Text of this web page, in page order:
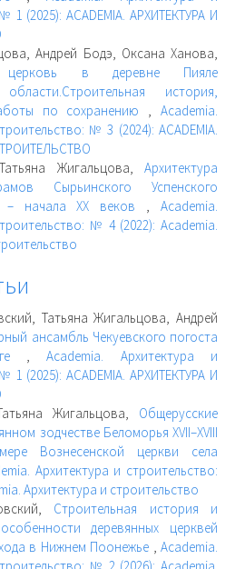
1 (2025): ACADEMIA. АРХИТЕКТУРА И
Андрей Бодэ, Оксана Ханова,
церковь в деревне Пияле
области.Строительная история,
по сохранению ,Academia.
№ 3 (2024): ACADEMIA.
Жигальцова, Архитектура
Сырьинского Успенского
– начала XX веков ,Academia.
№ 4 (2022): Academia.
Татьяна Жигальцова, Андрей
ансамбль Чекуевского погоста
,Academia. Архитектура и
1 (2025): ACADEMIA. АРХИТЕКТУРА И
Жигальцова, Общерусские
зодчестве Беломорья XVII–XVIII
Вознесенской церкви села
Архитектура и строительство:
Архитектура и строительство
Строительная история и
деревянных церквей
в Нижнем Поонежье , Academia.